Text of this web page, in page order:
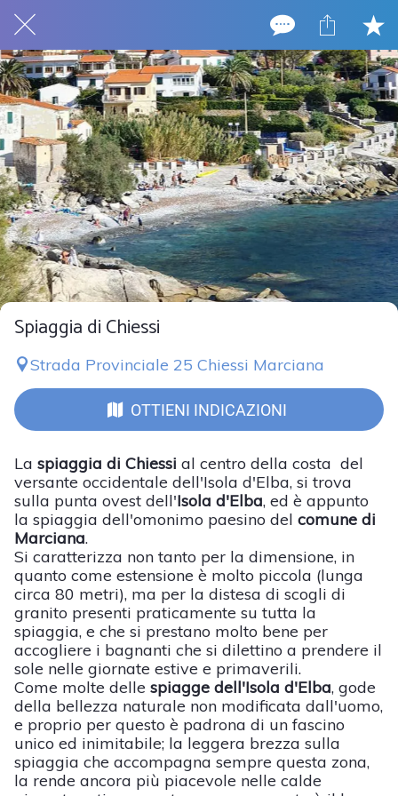
Spiaggia di Chiessi
Strada Provinciale 25 Chiessi Marciana
OTTIENI INDICAZIONI
La spiaggia di Chiessi al centro della costa del
versante occidentale dell'Isola d'Elba, si trova
sulla punta ovest dell'Isola d'Elba, ed è appunto
la spiaggia dell'omonimo paesino del comune di
Marciana.
Si caratterizza non tanto per la dimensione, in
quanto come estensione è molto piccola (lunga
circa 80 metri), ma per la distesa di scogli di
granito presenti praticamente su tutta la
spiaggia, e che si prestano molto bene per
accogliere i bagnanti che si dilettino a prendere il
sole nelle giornate estive e primaverili.
Come molte delle spiagge dell'Isola d'Elba, gode
della bellezza naturale non modificata dall'uomo,
e proprio per questo è padrona di un fascino
unico ed inimitabile; la leggera brezza sulla
spiaggia che accompagna sempre questa zona,
la rende ancora più piacevole nelle calde